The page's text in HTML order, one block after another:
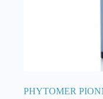
PHYTOMER